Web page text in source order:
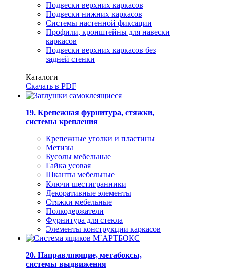
Подвески верхних каркасов
Подвески нижних каркасов
Системы настенной фиксации
Профили, кронштейны для навески
каркасов
Подвески верхних каркасов без
задней стенки
Каталоги
Скачать в PDF
19. Крепежная фурнитура, стяжки,
системы крепления
Крепежные уголки и пластины
Метизы
Бусолы мебельные
Гайка усовая
Шканты мебельные
Ключи шестигранники
Декоративные элементы
Стяжки мебельные
Полкодержатели
Фурнитура для стекла
Элементы конструкции каркасов
20. Направляющие, метабоксы,
системы выдвижения